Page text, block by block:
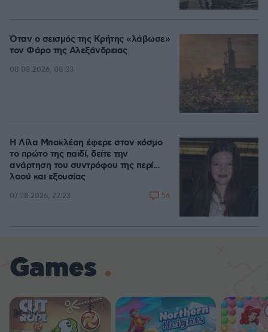
Όταν ο σεισμός της Κρήτης «λάβωσε»
τον Φάρο της Αλεξάνδρειας
08.08.2026, 08:33
Η Λίλα Μπακλέση έφερε στον κόσμο
το πρώτο της παιδί, δείτε την
ανάρτηση του συντρόφου της περί...
λαού και εξουσίας
07.08.2026, 22:23 56
Games